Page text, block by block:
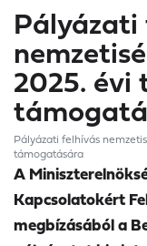
2025. évi
Pályázati felhívás
támogatására
A
Kapcsolatokért
megbízásából a